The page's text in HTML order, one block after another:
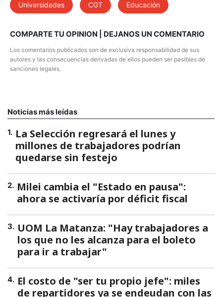
Universidades CGT Educación
COMPARTE TU OPINION | DEJANOS UN COMENTARIO
Los comentarios publicados son de exclusiva responsabilidad de sus
autores y las consecuencias derivadas de ellos pueden ser pasibles de
sanciones legales.
Noticias más leídas
1. La Selección regresará el lunes y
millones de trabajadores podrían
quedarse sin festejo
2. Milei cambia el "Estado en pausa":
ahora se activaría por déficit fiscal
3. UOM La Matanza: "Hay trabajadores a
los que no les alcanza para el boleto
para ir a trabajar"
4. El costo de "ser tu propio jefe": miles
de repartidores ya se endeudan con las